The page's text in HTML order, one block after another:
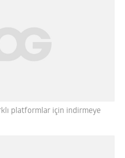
platformlar için indirmeye